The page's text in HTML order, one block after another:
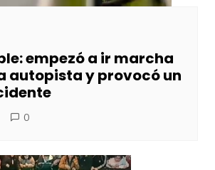
empezó a ir marcha
autopista y provocó un
0